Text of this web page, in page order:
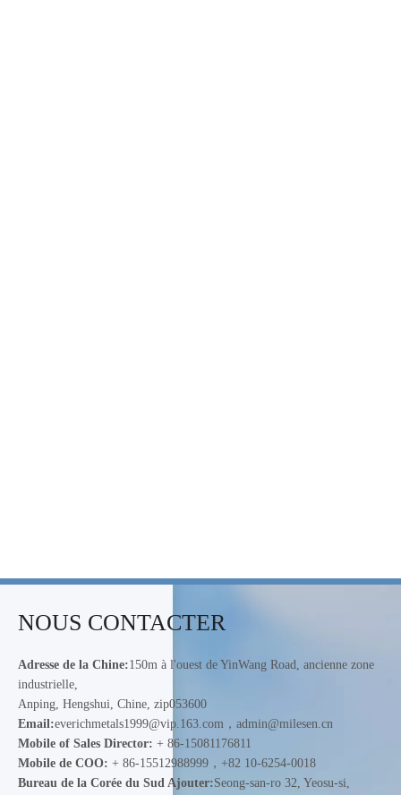
NOUS CONTACTER
Adresse de la Chine:150m à l'ouest de YinWang Road, ancienne zone
industrielle,
Anping, Hengshui, Chine, zip053600
Email:everichmetals1999@vip.163.com ， admin@milesen.cn
Mobile of Sales Director: + 86-15081176811
Mobile de COO: + 86-15512988999，+82 10-6254-0018
Bureau de la Corée du Sud Ajouter:Seong-san-ro 32, Yeosu-si,